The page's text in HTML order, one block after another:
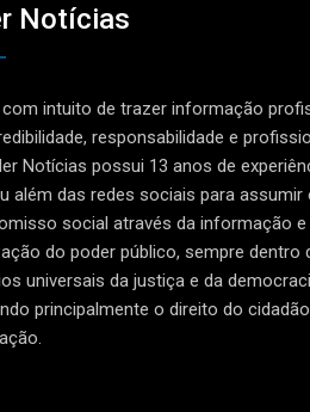
Notícias
intuito de trazer informação
responsabilidade e
Notícias possui 13 anos de
além das redes sociais para assumir
social através da informação e
do poder público, sempre dentro
universais da justiça e da
principalmente o direito do